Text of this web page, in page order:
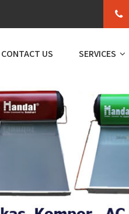
CONTACT US SERVICES